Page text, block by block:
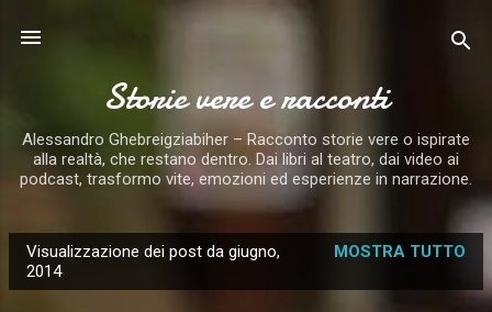
Storie vere e racconti
Alessandro Ghebreigziabiher – Racconto storie vere o ispirate
alla realtà, che restano dentro. Dai libri al teatro, dai video ai
podcast, trasformo vite, emozioni ed esperienze in narrazione.
o
Visualizzazione dei post da giugno,
2014
MOSTRA TUTTO